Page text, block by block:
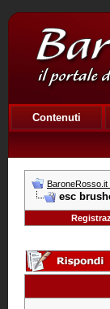
Contenuti
BaroneRosso.it
esc